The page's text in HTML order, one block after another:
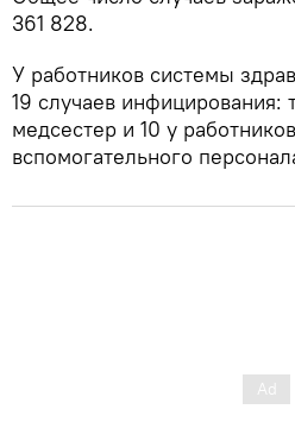
361 828.
У работников системы
19 случаев инфицирования:
медсестер и 10 у
вспомогательного